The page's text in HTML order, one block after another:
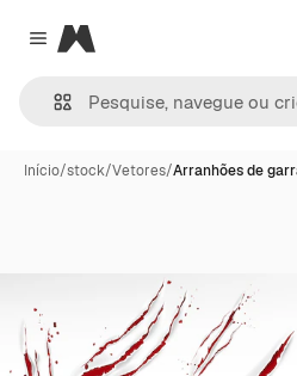
Close menu
Magnific
Início/stock/Vetores/Arranhões de